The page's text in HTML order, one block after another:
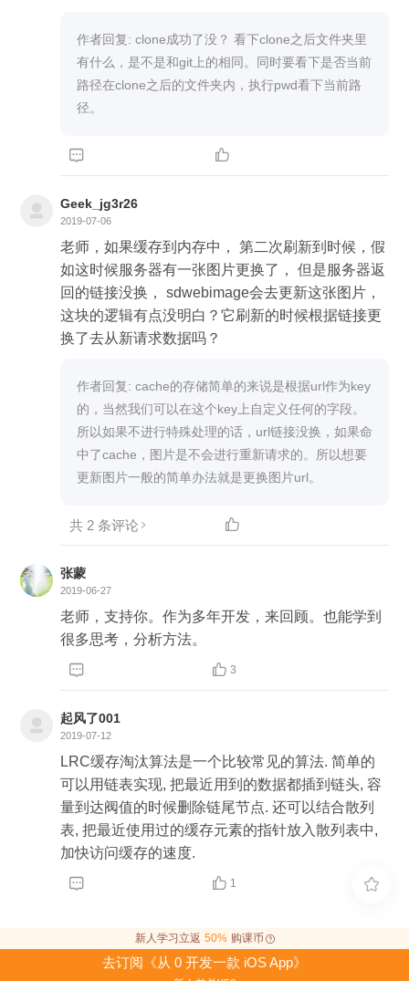
作者回复: clone成功了没？ 看下clone之后文件夹里
有什么，是不是和git上的相同。同时要看下是否当前
路径在clone之后的文件夹内，执行pwd看下当前路
径。
 
Geek_jg3r26
2019-07-06
老师，如果缓存到内存中， 第二次刷新到时候，假
如这时候服务器有一张图片更换了， 但是服务器返
回的链接没换， sdwebimage会去更新这张图片，
这块的逻辑有点没明白？它刷新的时候根据链接更
换了去从新请求数据吗？
作者回复: cache的存储简单的来说是根据url作为key
的，当然我们可以在这个key上自定义任何的字段。
所以如果不进行特殊处理的话，url链接没换，如果命
中了cache，图片是不会进行重新请求的。所以想要
更新图片一般的简单办法就是更换图片url。
共 2 条评论 
张蒙
2019-06-27
老师，支持你。作为多年开发，来回顾。也能学到
很多思考，分析方法。
  3
起风了001
2019-07-12
LRC缓存淘汰算法是一个比较常见的算法. 简单的
可以用链表实现, 把最近用到的数据都插到链头, 容
量到达阀值的时候删除链尾节点. 还可以结合散列
表, 把最近使用过的缓存元素的指针放入散列表中,
加快访问缓存的速度.
  1
新人学习立返 50% 购课币
去订阅《从 0 开发一款 iOS App》
